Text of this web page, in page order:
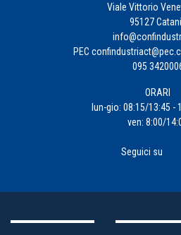
Viale Vittorio
95127
PEC
095
ORARI
lun-gio: 08:15/13:45 -
ven: 8:00/
Seguici su